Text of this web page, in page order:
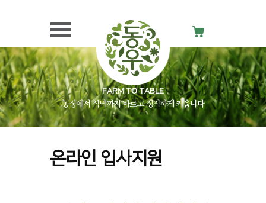
FARM TO TABLE
농장에서 식탁까지 바르고 정직하게 키웁니다
온라인 입사지원